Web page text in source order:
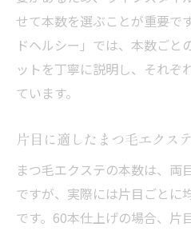
せて本数を選ぶことが重要で
ドヘルシー」では、本数ごと
ットを丁寧に説明し、それぞ
ています。
片目に適したまつ毛エクス
まつ毛エクステの本数は、両
ですが、実際には片目ごとに
です。60本仕上げの場合、片